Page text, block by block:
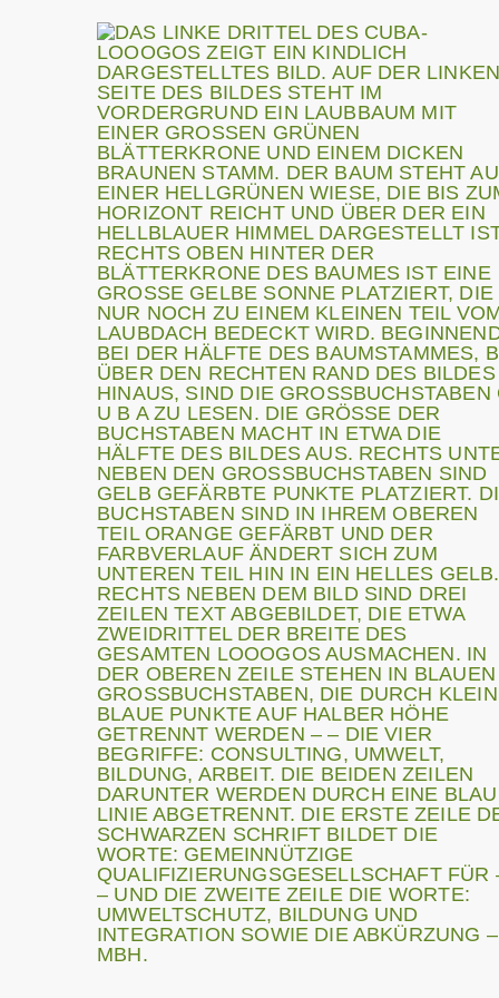
Suchen
Aktuelle Seite: Startseite | Aktuelles
Berlin,
Im
in der
Auf
Be
Eine
Spenden
Aktuelles
Natur im Garten
A Z A V-Maßnahmezertifizierung
CUBA gGmbH leistet bedeutende
Hilfe in der Ukraine
Sommerfest im Interkulturellen Haus
Rezertifizierung der A Z A V-
Trägerzulassung
Eine Falkengeschichte
Projektbörse des Tempelhofer Feldes
Hilfe für Verwundete
Müll-Sammel-Termine bis Mai 2023
Aids-Arbeitgeber-Deklaration
Müll-Sammel-Termine 2022/2023
Beitrag Berliner Woche
World Clean Up Day
Berliner Freiwilligenbörse